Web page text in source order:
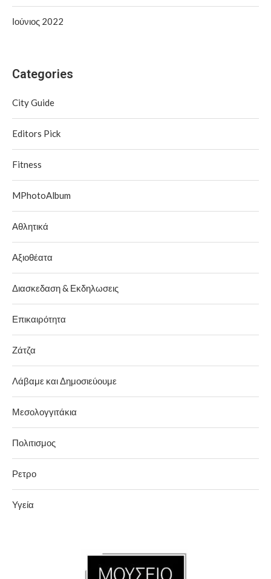
Ιούνιος 2022
Categories
City Guide
Editors Pick
Fitness
MPhotoAlbum
Αθλητικά
Αξιοθέατα
Διασκεδαση & Εκδηλωσεις
Επικαιρότητα
Ζάτζα
Λάβαμε και Δημοσιεύουμε
Μεσολογγιτάκια
Πολιτισμος
Ρετρο
Υγεία